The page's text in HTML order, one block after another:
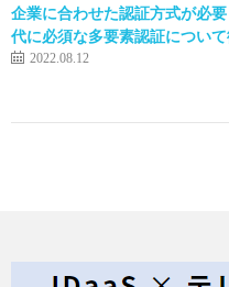
企業に合わせた認証方式が必
代に必須な多要素認証について
2022.08.12